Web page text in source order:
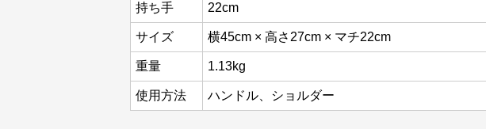
持ち手 22cm
サイズ 横45cm × 高さ27cm × マチ22cm
重量 1.13kg
使用方法 ハンドル、ショルダー